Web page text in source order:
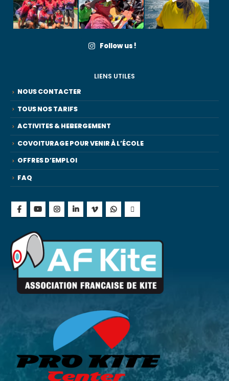
Follow us !
LIENS UTILES
NOUS CONTACTER
TOUS NOS TARIFS
ACTIVITES & HEBERGEMENT
COVOITURAGE POUR VENIR À L’ÉCOLE
OFFRES D’EMPLOI
FAQ